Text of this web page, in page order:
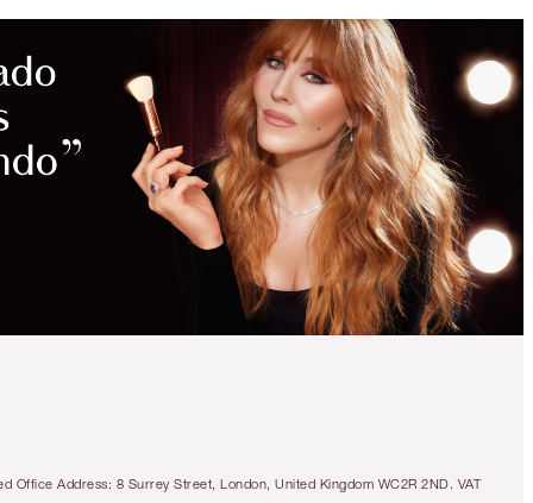
Address: 8 Surrey Street, London, United Kingdom WC2R 2ND. VAT